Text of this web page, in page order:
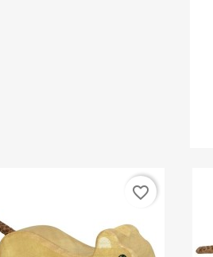
favorite_border
Créer une nouvelle liste
Annuler